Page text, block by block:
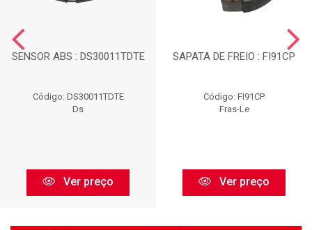
SENSOR ABS : DS30011TDTE
Código: DS30011TDTE
Ds
Ver preço
SAPATA DE FREIO : FI91CP
Código: FI91CP
Fras-Le
Ver preço